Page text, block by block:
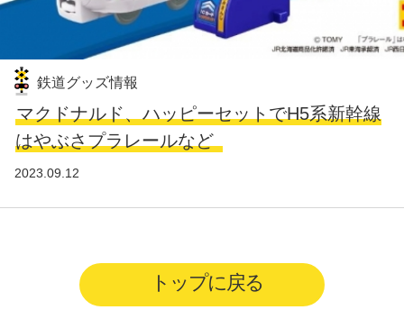
鉄道グッズ情報
マクドナルド、ハッピーセットでH5系新幹線
はやぶさプラレールなど
2023.09.12
トップに戻る